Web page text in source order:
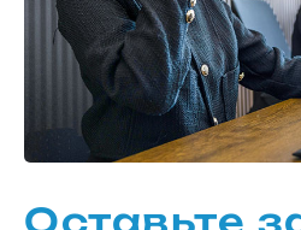
Оставьте